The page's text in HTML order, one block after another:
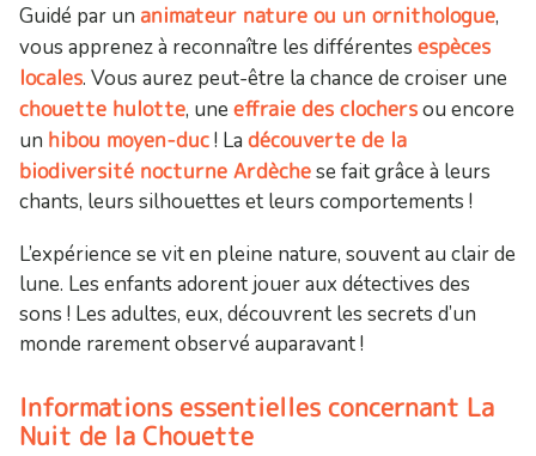
Guidé par un animateur nature ou un ornithologue,
vous apprenez à reconnaître les différentes espèces
locales. Vous aurez peut-être la chance de croiser une
chouette hulotte, une effraie des clochersou encore
un hibou moyen-duc! La découverte de la
biodiversité nocturne Ardèchese fait grâce à leurs
chants, leurs silhouettes et leurs comportements !
L’expérience se vit en pleine nature, souvent au clair de
lune. Les enfants adorent jouer aux détectives des
sons ! Les adultes, eux, découvrent les secrets d’un
monde rarement observé auparavant !
Informations essentielles concernant La
Nuit de la Chouette